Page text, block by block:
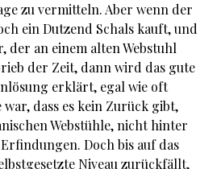
zu vermitteln. Aber wenn der
ein Dutzend Schals kauft, und
der an einem alten Webstuhl
der Zeit, dann wird das gute
erklärt, egal wie oft
dass es kein Zurück gibt,
Webstühle, nicht hinter
Doch bis auf das
Niveau zurückfällt,